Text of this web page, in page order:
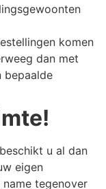
komen
dan met
bepaalde
u al dan
eigen
tegenover